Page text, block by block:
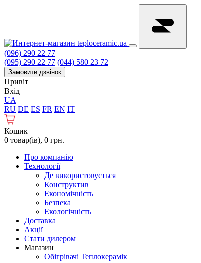
(096) 290 22 77
(095) 290 22 77 (044) 580 23 72
Замовити дзвінок
Привіт
Вхід
UA
RU DE ES FR EN IT
Кошик
0 товар(ів), 0 грн.
Про компанію
Технології
Де використовується
Конструктив
Економічність
Безпека
Екологічність
Доставка
Акції
Стати дилером
Магазин
Обігрівачі Теплокерамік